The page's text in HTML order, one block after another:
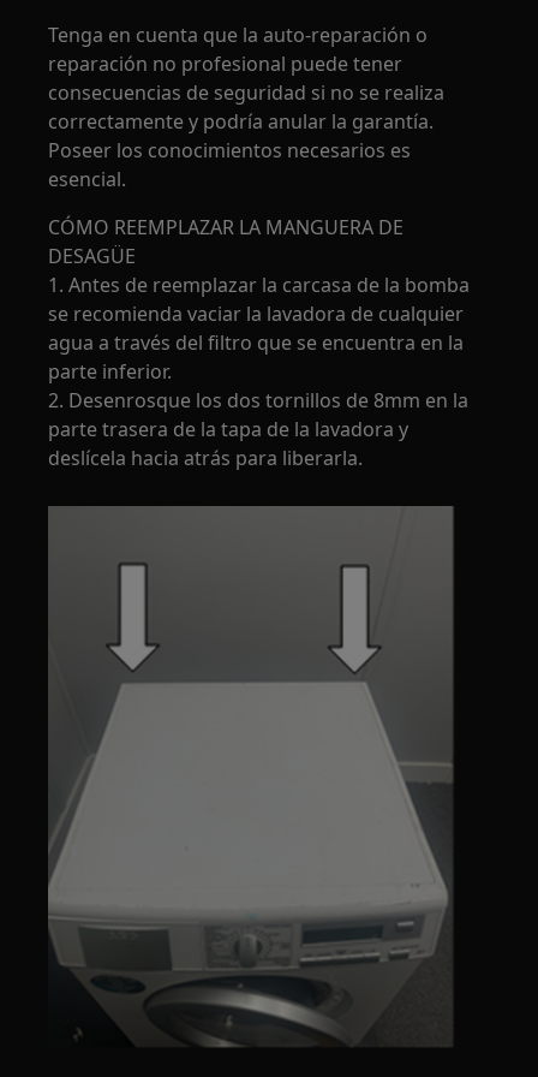
Tenga en cuenta que la auto-reparación o
reparación no profesional puede tener
consecuencias de seguridad si no se realiza
correctamente y podría anular la garantía.
Poseer los conocimientos necesarios es
esencial.
CÓMO REEMPLAZAR LA MANGUERA DE
DESAGÜE
1. Antes de reemplazar la carcasa de la bomba
se recomienda vaciar la lavadora de cualquier
agua a través del filtro que se encuentra en la
parte inferior.
2. Desenrosque los dos tornillos de 8mm en la
parte trasera de la tapa de la lavadora y
deslícela hacia atrás para liberarla.